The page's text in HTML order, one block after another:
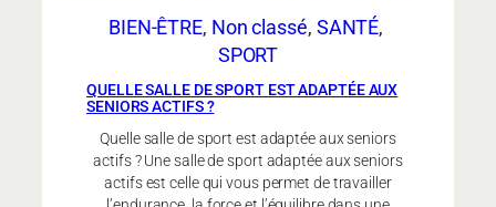
BIEN-ÊTRE, Non classé, SANTÉ
SPORT
QUELLE SALLE DE SPORT EST ADAPTÉE AUX
SENIORS ACTIFS ?
Quelle salle de sport est adaptée aux seniors
actifs ? Une salle de sport adaptée aux seniors
actifs est celle qui vous permet de travailler